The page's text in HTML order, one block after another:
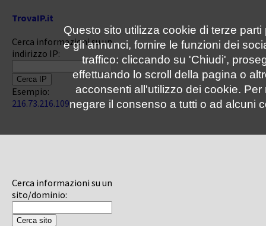
TrovaIP.it
Cerca informazioni su un
indirizzo IP:
Esempio:
216.73.216.109
Cerca informazioni su un
sito/dominio:
Questo sito utilizza cookie di terze
e gli annunci, fornire le funzioni dei
traffico: cliccando su 'Chiudi',
effettuando lo scroll della pagina o
acconsenti all'utilizzo dei cookie.
negare il consenso a tutti o ad alcuni